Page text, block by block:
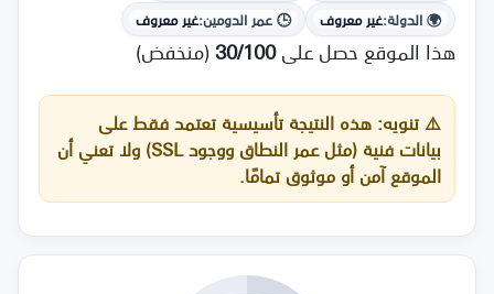
🌍 الدولة:غير معروف 🕒 عمر الدومين:غير معروف
هذا الموقع حصل على30/100(منخفض)
⚠️تنويه: هذه النتيجة تأسيسية تعتمد فقط على
بيانات فنية (مثل عمر النطاق ووجود SSL) ولا تعني أن
الموقع آمن أو موثوق تمامًا.